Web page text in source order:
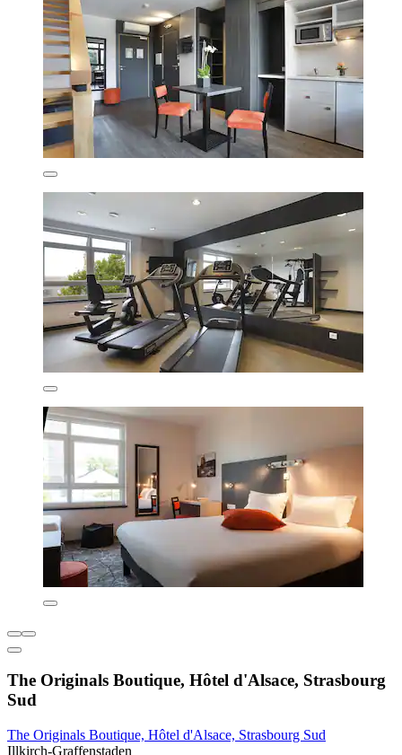
The Originals Boutique, Hôtel d'Alsace, Strasbourg
Sud
The Originals Boutique, Hôtel d'Alsace, Strasbourg Sud
Illkirch-Graffenstaden